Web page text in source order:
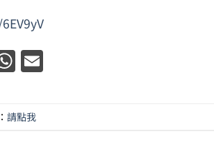
WhatsApp
請點我